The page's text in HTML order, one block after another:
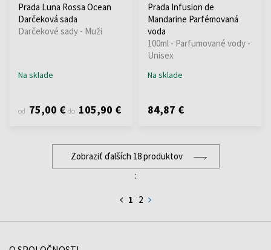
Prada Luna Rossa Ocean
Darčeková sada
Darčekové sady - Muži
Na sklade
od 75,00 € do 105,90 €
Prada Infusion de
Mandarine Parfémovaná
voda
100ml - Parfumované vody -
Unisex
Na sklade
84,87 €
Zobraziť ďalších 18 produktov
:
1 2